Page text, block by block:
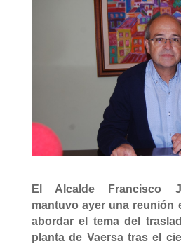
El Alcalde Francisco
mantuvo ayer una reunión
abordar el tema del
planta de Vaersa tras el